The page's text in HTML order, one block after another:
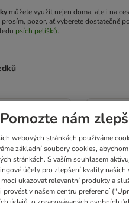
můžete využít nejen doma, ale i na
pozor, ať vyberete dostatečně
psích pelíšků.
2
Pomozte nám
webových stránkách používáme
základní soubory cookies,
stránkách. S vaším souhlasem
účely pro zlepšení kvality
ukazovat relevantní produkty a
provést v našem centru preferencí